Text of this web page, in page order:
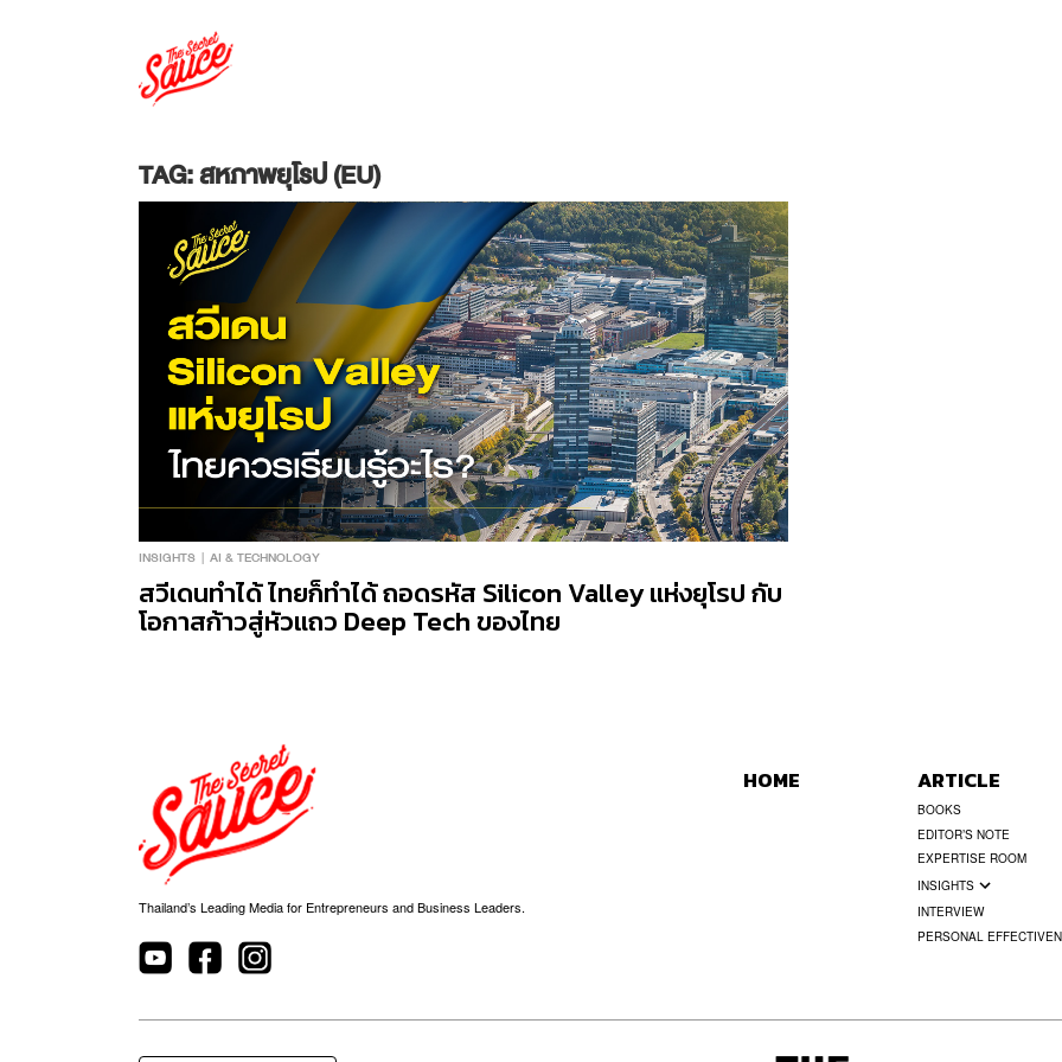
TAG: สหภาพยุโรป (EU)
INSIGHTS AI & TECHNOLOGY
สวีเดนทำได้ ไทยก็ทำได้ ถอดรหัส Silicon Valley แห่งยุโรป กับ
โอกาสก้าวสู่หัวแถว Deep Tech ของไทย
Thailand’s Leading Media for Entrepreneurs and Business Leaders.
HOME ARTICLE
BOOKS
EDITOR’S NOTE
EXPERTISE ROOM
INSIGHTS
INTERVIEW
PERSONAL